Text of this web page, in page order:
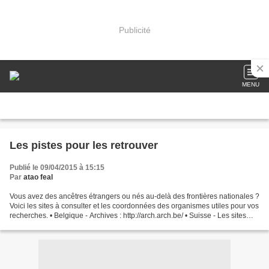
Publicité
MENU
Les pistes pour les retrouver
Publié le 09/04/2015 à 15:15
Par atao feal
Vous avez des ancêtres étrangers ou nés au-delà des frontières nationales ?
Voici les sites à consulter et les coordonnées des organismes utiles pour vos
recherches. • Belgique - Archives : http://arch.arch.be/ • Suisse - Les sites